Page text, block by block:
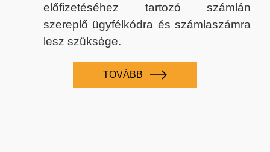
előfizetéséhez tartozó számlán
szereplő ügyfélkódra és számlaszámra
lesz szüksége.
TOVÁBB